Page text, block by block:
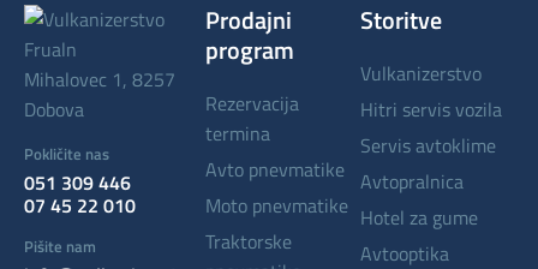
Mihalovec 1, 8257
Dobova
Pokličite nas
051 309 446
07 45 22 010
Pišite nam
Prodajni
program
rezervacija
termina
avto pnevmatike
moto pnevmatike
traktorske
Storitve
vulkanizerstvo
hitri servis vozila
servis avtoklime
avtopralnica
hotel za gume
avtooptika